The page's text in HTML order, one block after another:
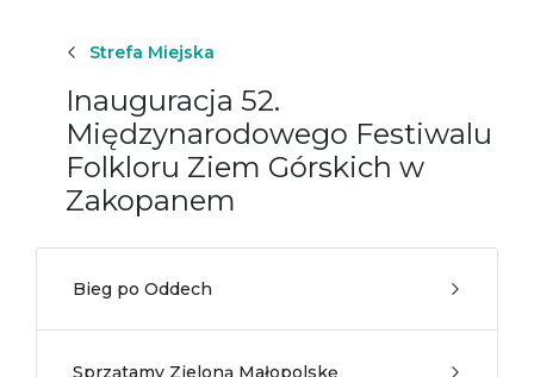
Strefa Miejska
Inauguracja 52.
Międzynarodowego Festiwalu
Folkloru Ziem Górskich w
Zakopanem
Bieg po Oddech
Sprzątamy Zieloną Małopolskę